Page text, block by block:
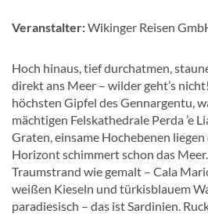
Veranstalter:Wikinger Reisen
Hoch hinaus, tief durchatmen,
direkt ans Meer – wilder geht’s
höchsten Gipfel des Gennargentu,
mächtigen Felskathedrale Perda ’e
Graten, einsame Hochebenen
Horizont schimmert schon das
Traumstrand wie gemalt – Cala
weißen Kieseln und türkisblauem
paradiesisch – das ist Sardinien.